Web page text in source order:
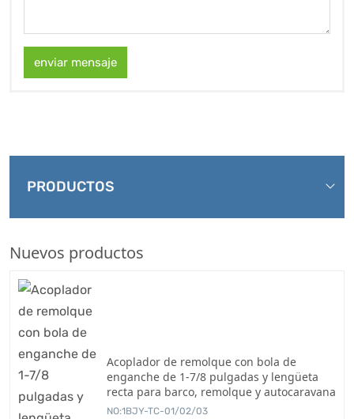
enviar mensaje
PRODUCTOS
Nuevos productos
Acoplador de remolque con bola de
enganche de 1-7/8 pulgadas y lengüeta
recta para barco, remolque y autocaravana
NO:1BJY-TC-01/02/03